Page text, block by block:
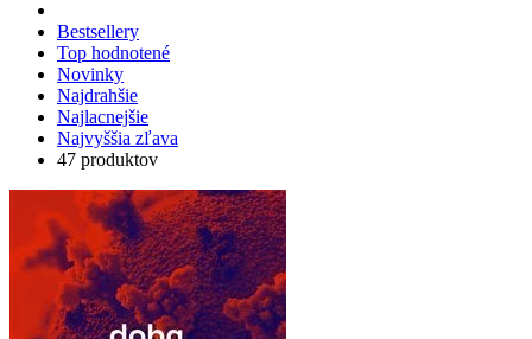
Bestsellery
Top hodnotené
Novinky
Najdrahšie
Najlacnejšie
Najvyššia zľava
47 produktov